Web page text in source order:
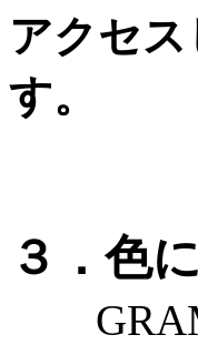
アクセ
す。
３．色
GRAM